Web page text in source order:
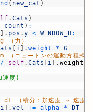
( new_cat )
. Cats )
) :
. pos . y < WINDOW_H :
力）
i . weight *
G
ニュートンの運動方程式）
/ self . Cats i . weight
)
（積分：加速度 ⇒ 速度）
i . vel += alpha * DT